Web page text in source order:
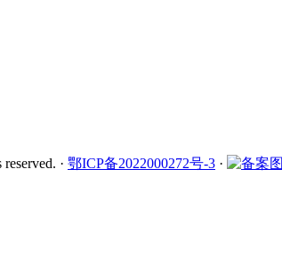
· 鄂ICP备2022000272号-3 ·